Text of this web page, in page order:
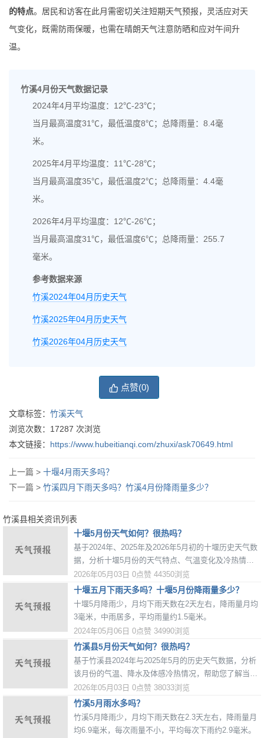
的特点。居民和访客在此月需密切关注短期天气预报，灵活应对天
气变化，既需防雨保暖，也需在晴朗天气注意防晒和应对午间升
温。
竹溪4月份天气数据记录
2024年4月平均温度：12℃-23℃；
当月最高温度31℃，最低温度8℃；总降雨量：8.4毫
米。
2025年4月平均温度：11℃-28℃；
当月最高温度35℃，最低温度2℃；总降雨量：4.4毫
米。
2026年4月平均温度：12℃-26℃；
当月最高温度31℃，最低温度6℃；总降雨量：255.7
毫米。
参考数据来源
竹溪2024年04月历史天气
竹溪2025年04月历史天气
竹溪2026年04月历史天气
点赞(0)
文章标签： 竹溪天气
浏览次数： 17287 次浏览
本文链接： https://www.hubeitianqi.com/zhuxi/ask70649.html
上一篇 > 十堰4月雨天多吗？
下一篇 > 竹溪四月下雨天多吗？竹溪4月份降雨量多少？
竹溪县相关资讯列表
十堰5月份天气如何？很热吗？
基于2024年、2025年及2026年5月初的十堰历史天气数
据，分析十堰5月份的天气特点、气温变化及冷热情
况，为您提供出行和穿衣参考。
2026年05月03日 0点赞 44350浏览
十堰五月下雨天多吗？十堰5月份降雨量多少？
十堰5月降雨少，月均下雨天数在2天左右，降雨量月均
3毫米，中雨居多，平均雨量约1.5毫米。
2024年05月06日 0点赞 34990浏览
竹溪县5月份天气如何？很热吗？
基于竹溪县2024年与2025年5月的历史天气数据，分析
该月份的气温、降水及体感冷热情况，帮助您了解当地
5月的天气特点。
2026年05月03日 0点赞 38033浏览
竹溪5月雨水多吗？
竹溪5月降雨少，月均下雨天数在2.3天左右，降雨量月
均6.9毫米，每次雨量不小，平均每次下雨约2.9毫米。